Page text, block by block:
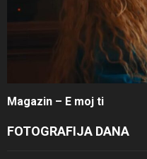
Magazin – E moj ti
FOTOGRAFIJA DANA